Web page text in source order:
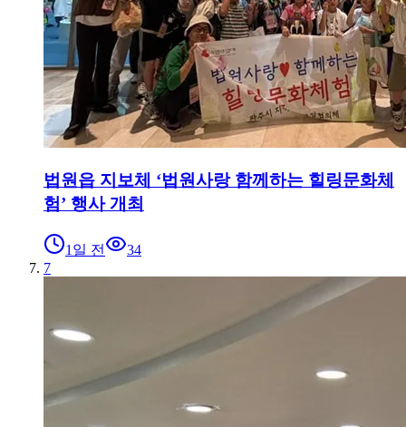
법원읍 지보체 ‘법원사랑 함께하는 힐링문화체
험’ 행사 개최
1일 전
34
7